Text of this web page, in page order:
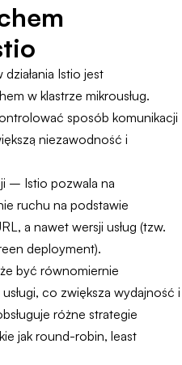
Istio jest
w klastrze mikrousług.
sposób komunikacji
niezawodność i
– Istio pozwala na
ruchu na podstawie
a nawet wersji usług (tzw.
deployment).
być równomiernie
co zwiększa wydajność i
różne strategie
jak round-robin, least